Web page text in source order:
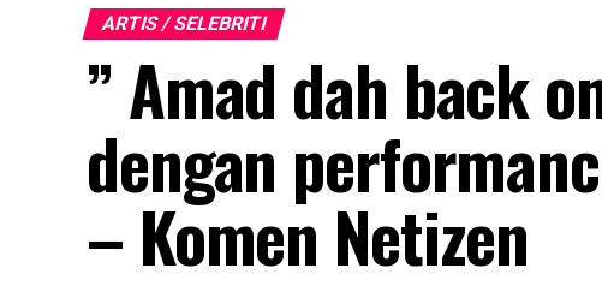
ARTIS / SELEBRITI
” Amad dah back
dengan
– Komen Netizen